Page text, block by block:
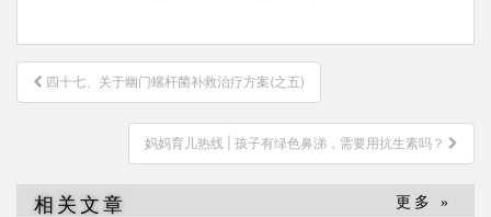
文
章
四十七、关于幽门螺杆菌补救治疗方案(之五)
妈妈育儿热线 | 孩子有绿色鼻涕，需要用抗生素吗？
相关文章 更多 »